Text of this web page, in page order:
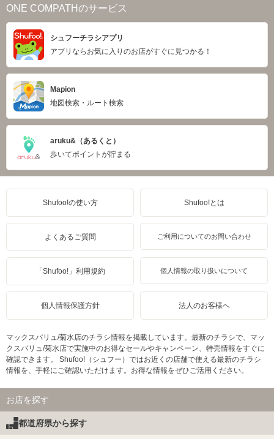
ONE COMPATHのサービス
シュフーチラシアプリ
アプリならお気に入りのお店がすぐに見つかる！
Mapion
地図検索・ルート検索
aruku&（あるくと）
歩いてポイントが貯まる
Shufoo!の使い方 Shufoo!とは
よくあるご質問 ご利用についてのお問い合わせ
「Shufoo!」利用規約 個人情報の取り扱いについて
個人情報保護方針 法人のお客様へ
マックスバリュ/菊水店のチラシ情報を掲載しています。最新のチラシで、マッ
クスバリュ/菊水店で実施中のお得なセールやキャンペーン、特売情報をすぐに
確認できます。 Shufoo!（シュフー）ではお近くの店舗で使える最新のチラシ
情報を、手軽にご確認いただけます。お得な情報をぜひご活用ください。
お店を探す
都道府県から探す